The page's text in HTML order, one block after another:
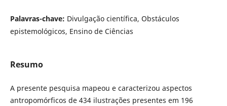
Palavras-chave: Divulgação científica, Obstáculos
epistemológicos, Ensino de Ciências
Resumo
A presente pesquisa mapeou e caracterizou aspectos
antropomórficos de 434 ilustrações presentes em 196